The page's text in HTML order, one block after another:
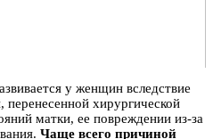
у женщин вследствие
перенесенной хирургической
матки, ее повреждении из-за
Чаще всего причиной